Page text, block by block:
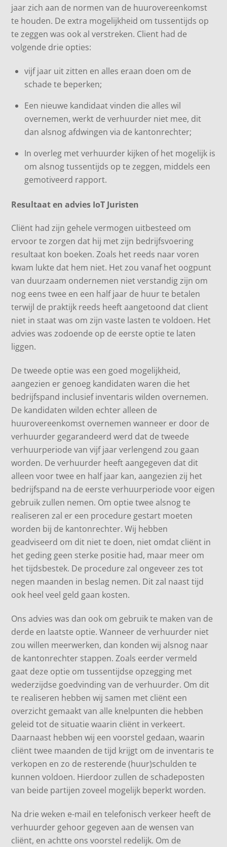
jaar zich aan de normen van de huurovereenkomst
te houden. De extra mogelijkheid om tussentijds op
te zeggen was ook al verstreken. Client had de
volgende drie opties:
vijf jaar uit zitten en alles eraan doen om de
schade te beperken;
Een nieuwe kandidaat vinden die alles wil
overnemen, werkt de verhuurder niet mee, dit
dan alsnog afdwingen via de kantonrechter;
In overleg met verhuurder kijken of het mogelijk is
om alsnog tussentijds op te zeggen, middels een
gemotiveerd rapport.
Resultaat en advies IoT Juristen
Cliënt had zijn gehele vermogen uitbesteed om
ervoor te zorgen dat hij met zijn bedrijfsvoering
resultaat kon boeken. Zoals het reeds naar voren
kwam lukte dat hem niet. Het zou vanaf het oogpunt
van duurzaam ondernemen niet verstandig zijn om
nog eens twee en een half jaar de huur te betalen
terwijl de praktijk reeds heeft aangetoond dat client
niet in staat was om zijn vaste lasten te voldoen. Het
advies was zodoende op de eerste optie te laten
liggen.
De tweede optie was een goed mogelijkheid,
aangezien er genoeg kandidaten waren die het
bedrijfspand inclusief inventaris wilden overnemen.
De kandidaten wilden echter alleen de
huurovereenkomst overnemen wanneer er door de
verhuurder gegarandeerd werd dat de tweede
verhuurperiode van vijf jaar verlengend zou gaan
worden. De verhuurder heeft aangegeven dat dit
alleen voor twee en half jaar kan, aangezien zij het
bedrijfspand na de eerste verhuurperiode voor eigen
gebruik zullen nemen. Om optie twee alsnog te
realiseren zal er een procedure gestart moeten
worden bij de kantonrechter. Wij hebben
geadviseerd om dit niet te doen, niet omdat cliënt in
het geding geen sterke positie had, maar meer om
het tijdsbestek. De procedure zal ongeveer zes tot
negen maanden in beslag nemen. Dit zal naast tijd
ook heel veel geld gaan kosten.
Ons advies was dan ook om gebruik te maken van de
derde en laatste optie. Wanneer de verhuurder niet
zou willen meerwerken, dan konden wij alsnog naar
de kantonrechter stappen. Zoals eerder vermeld
gaat deze optie om tussentijdse opzegging met
wederzijdse goedvinding van de verhuurder. Om dit
te realiseren hebben wij samen met cliënt een
overzicht gemaakt van alle knelpunten die hebben
geleid tot de situatie waarin cliënt in verkeert.
Daarnaast hebben wij een voorstel gedaan, waarin
cliënt twee maanden de tijd krijgt om de inventaris te
verkopen en zo de resterende (huur)schulden te
kunnen voldoen. Hierdoor zullen de schadeposten
van beide partijen zoveel mogelijk beperkt worden.
Na drie weken e-mail en telefonisch verkeer heeft de
verhuurder gehoor gegeven aan de wensen van
cliënt, en achtte ons voorstel redelijk. Om de